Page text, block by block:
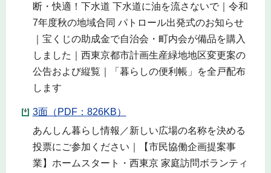
断・快適！下水道 下水道に油を流さないで｜令和
7年度秋の地域合同 パトロール出発式のお知らせ
｜宝くじの助成金で自治会・町内会が備品を購入
しました｜西東京都市計画生産緑地地区変更案の
公告および縦覧｜「暮らしの便利帳」を全戸配布
します
3面（PDF：826KB）
あんしん暮らし情報／新しい広場の名称を決める
投票にご参加ください｜【市民協働企画提案事
業】ホームスタート・西東京 家庭訪問ボランティ